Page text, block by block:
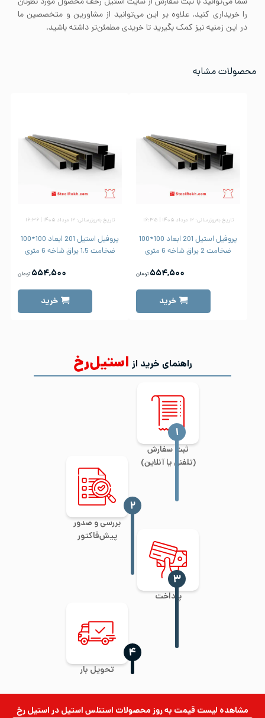
را خریداری کنید. علاوه بر این می‌توانید از مشاورین و متخصصین ما
در این زمنیه نیز کمک بگیرید تا خریدی مطمئن‌تر داشته باشید.
محصولات مشابه
تاریخ به‌روزرسانی: ۱۲ مرداد ۱۴۰۵ | ۱۶:۳۵
پروفیل استیل 201 ابعاد 100*100
ضخامت 2 براق شاخه 6 متری
۵۵۴,۵۰۰ تومان
خرید
تاریخ به‌روزرسانی: ۱۲ مرداد ۱۴۰۵ | ۱۶:۳۶
پروفیل استیل 201 ابعاد 100*100
ضخامت 1.5 براق شاخه 6 متری
۵۵۴,۵۰۰ تومان
خرید
راهنمای خرید از استیل‌رخ
ثبت سفارش
(تلفنی یا آنلاین)
‍۱
بررسی و صدور
پیش‌فاکتور
‍۲
پرداخت
‍۳
تحویل بار
‍۴
مشاهده لیست قیمت به روزمحصولات استنلس استیلدر استیل رخ